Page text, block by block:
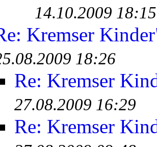
14.10.2009 18:15
Kremser
18:26
Re: Kremser
27.08.2009 16:29
Re: Kremser